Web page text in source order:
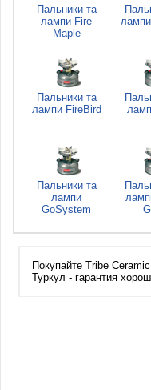
Пальники та
лампи Fire
Maple
Пальники та
лампи FireBird
Пальники та
лампи
GoSystem
Покупайте Tribe
Туркул - гарантия